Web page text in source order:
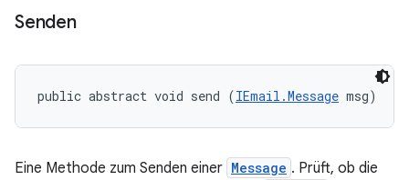
Senden
public abstract void send (IEmail.Message msg)
Eine Methode zum Senden einer Message . Prüft, ob die